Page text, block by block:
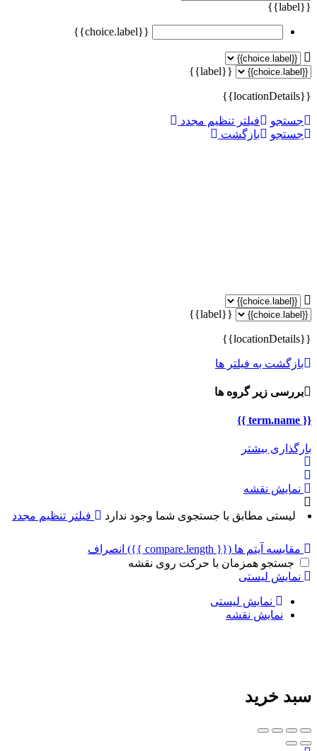
{{label}}
{{choice.label}}
{{label}}
{{locationDetails}}
جستجو
فیلتر تنظیم مجدد
جستجو
بازگشت
{{label}}
{{locationDetails}}
بازگشت به فیلتر ها
بررسی زیر گروه ها
{{ term.name }}
بارگذاری بیشتر
نمایش نقشه
لیستی مطابق با جستجوی شما وجود ندارد فیلتر تنظیم مجدد
مقایسه آیتم ها ({{ compare.length }})
انصراف
جستجو همزمان با حرکت روی نقشه
نمایش لیستی
نمایش لیستی
نمایش نقشه
سبد خرید